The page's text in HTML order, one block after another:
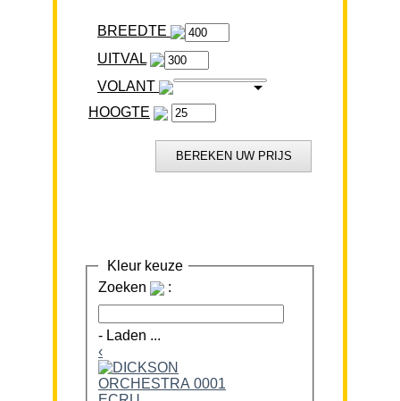
BREEDTE
VOLANT
HOOGTE
Kleur keuze
Zoeken
:
- Laden ...
‹